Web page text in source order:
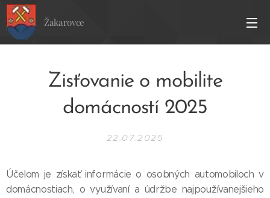
Žakarovce
Zisťovanie o mobilite
domácností 2025
22.07.2025
Účelom je získať informácie o osobných automobiloch v
domácnostiach, o využívaní a údržbe najpoužívanejšieho